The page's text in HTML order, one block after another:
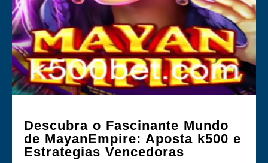
Descubra o Fascinante Mundo
de MayanEmpire: Aposta k500 e
Estrategias Vencedoras